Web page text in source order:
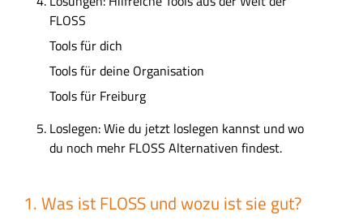
FLOSS
Tools für dich
Tools für deine Organisation
Tools für Freiburg
Loslegen: Wie du jetzt loslegen kannst und wo
du noch mehr FLOSS Alternativen findest.
1. Was ist FLOSS und wozu ist sie gut?